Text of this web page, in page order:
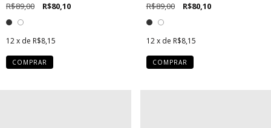
R$89,00 R$80,10
12x de R$8,15
COMPRAR
R$89,00 R$80,10
12 x de R$8,15
COMPRAR